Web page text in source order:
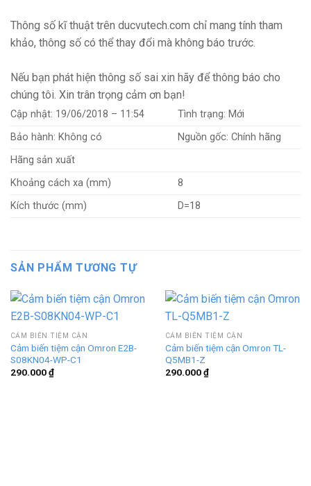
Thông số kĩ thuật trên ducvutech.com chỉ mang tính tham
khảo, thông số có thể thay đổi mà không báo trước.
Nếu bạn phát hiện thông số sai xin hãy để thông báo cho
chúng tôi. Xin trân trọng cảm ơn bạn!
Cập nhật: 19/06/2018 – 11:54 Tình trạng: Mới
Bảo hành: Không có Nguồn gốc: Chính hãng
Hãng sản xuất
Khoảng cách xa (mm)
8
Kích thước (mm)
D=18
SẢN PHẨM TƯƠNG TỰ
CẢM BIẾN TIỆM CẬN
Cảm biến tiệm cận Omron E2B-
S08KN04-WP-C1
290.000₫
CẢM BIẾN TIỆM CẬN
Cảm biến tiệm cận Omron TL-
Q5MB1-Z
290.000₫